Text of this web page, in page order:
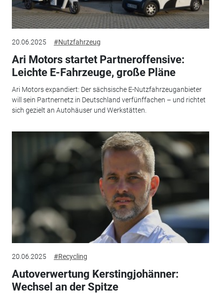
20.06.2025 #Nutzfahrzeug
Ari Motors startet Partneroffensive:
Leichte E-Fahrzeuge, große Pläne
Ari Motors expandiert: Der sächsische E-Nutzfahrzeuganbieter
will sein Partnernetz in Deutschland verfünffachen – und richtet
sich gezielt an Autohäuser und Werkstätten.
20.06.2025 #Recycling
Autoverwertung Kerstingjohänner:
Wechsel an der Spitze